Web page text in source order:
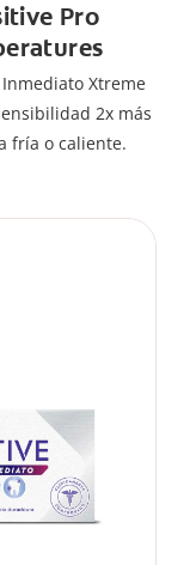
Pro
Xtreme
2x más
fría o caliente.